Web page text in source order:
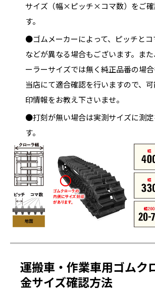
サイズ（幅×ピッチ×コマ数）をご確
す。
●ゴムメーカーによって、ピッチとコ
などが異なる場合もございます。ま
ーラーサイズでは無く純正品番の場合
当店にて適合確認を行いますので、
印情報をお教え下さいませ。
●打刻が無い場合は実測サイズに測
す。
運搬車・作業車用ゴムク
金サイズ確認方法